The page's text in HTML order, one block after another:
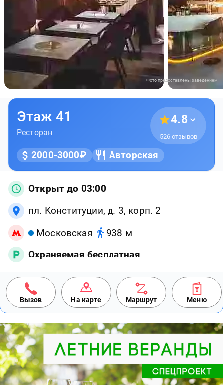
Фото предоставлены заведением
Этаж 41
Ресторан
4.8
526 отзывов
2000-3000₽ Авторская
Открыт до 03:00
пл. Конституции, д. 3, корп. 2
Московская
938 м
Охраняемая бесплатная
Вызов На карте Маршрут Меню